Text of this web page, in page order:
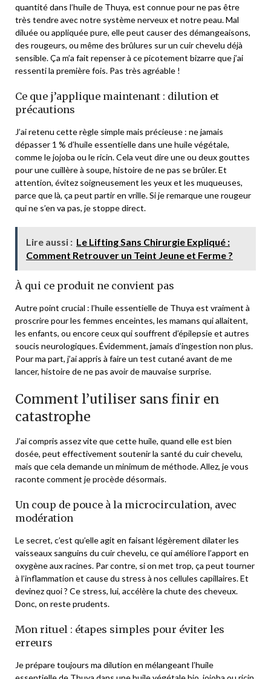
quantité dans l’huile de Thuya, est connue pour ne pas être
très tendre avec notre système nerveux et notre peau. Mal
diluée ou appliquée pure, elle peut causer des démangeaisons,
des rougeurs, ou même des brûlures sur un cuir chevelu déjà
sensible. Ça m’a fait repenser à ce picotement bizarre que j’ai
ressenti la première fois. Pas très agréable !
Ce que j’applique maintenant : dilution et
précautions
J’ai retenu cette règle simple mais précieuse : ne jamais
dépasser 1 % d’huile essentielle dans une huile végétale,
comme le jojoba ou le ricin. Cela veut dire une ou deux gouttes
pour une cuillère à soupe, histoire de ne pas se brûler. Et
attention, évitez soigneusement les yeux et les muqueuses,
parce que là, ça peut partir en vrille. Si je remarque une rougeur
qui ne s’en va pas, je stoppe direct.
Lire aussi : Le Lifting Sans Chirurgie Expliqué :
Comment Retrouver un Teint Jeune et Ferme ?
À qui ce produit ne convient pas
Autre point crucial : l’huile essentielle de Thuya est vraiment à
proscrire pour les femmes enceintes, les mamans qui allaitent,
les enfants, ou encore ceux qui souffrent d’épilepsie et autres
soucis neurologiques. Évidemment, jamais d’ingestion non plus.
Pour ma part, j’ai appris à faire un test cutané avant de me
lancer, histoire de ne pas avoir de mauvaise surprise.
Comment l’utiliser sans finir en
catastrophe
J’ai compris assez vite que cette huile, quand elle est bien
dosée, peut effectivement soutenir la santé du cuir chevelu,
mais que cela demande un minimum de méthode. Allez, je vous
raconte comment je procède désormais.
Un coup de pouce à la microcirculation, avec
modération
Le secret, c’est qu’elle agit en faisant légèrement dilater les
vaisseaux sanguins du cuir chevelu, ce qui améliore l’apport en
oxygène aux racines. Par contre, si on met trop, ça peut tourner
à l’inflammation et cause du stress à nos cellules capillaires. Et
devinez quoi ? Ce stress, lui, accélère la chute des cheveux.
Donc, on reste prudents.
Mon rituel : étapes simples pour éviter les
erreurs
Je prépare toujours ma dilution en mélangeant l’huile